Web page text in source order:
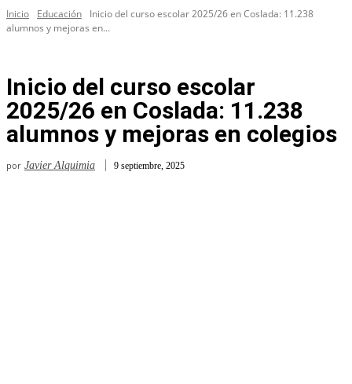
Inicio
Educación
Inicio del curso escolar 2025/26 en Coslada: 11.238
alumnos y mejoras en...
Inicio del curso escolar
2025/26 en Coslada: 11.238
alumnos y mejoras en colegios
por Javier Alquimia 9 septiembre, 2025